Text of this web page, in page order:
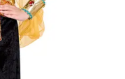
tudjuk átvállalni.
Tájékoztatjuk
kedves